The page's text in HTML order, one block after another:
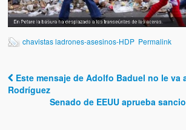
chavistas ladrones-asesinos-HDP Permalink
Post navigation
Este mensaje de Adolfo Baduel no le va
Rodríguez
Senado de EEUU aprueba